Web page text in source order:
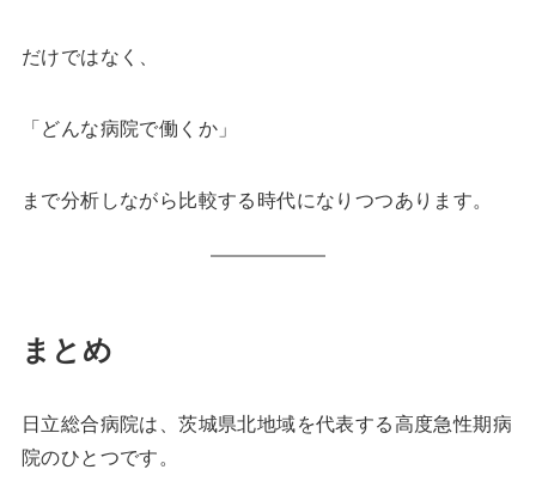
だけではなく、
「どんな病院で働くか」
まで分析しながら比較する時代になりつつあります。
まとめ
日立総合病院は、茨城県北地域を代表する高度急性期病
院のひとつです。